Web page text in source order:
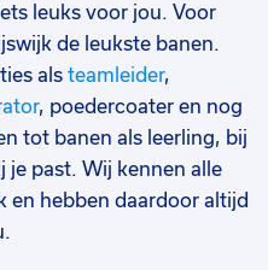
leuks voor jou. Voor
de leukste banen.
als teamleider,
, poedercoater en nog
tot banen als leerling, bij
je past. Wij kennen alle
en hebben daardoor altijd